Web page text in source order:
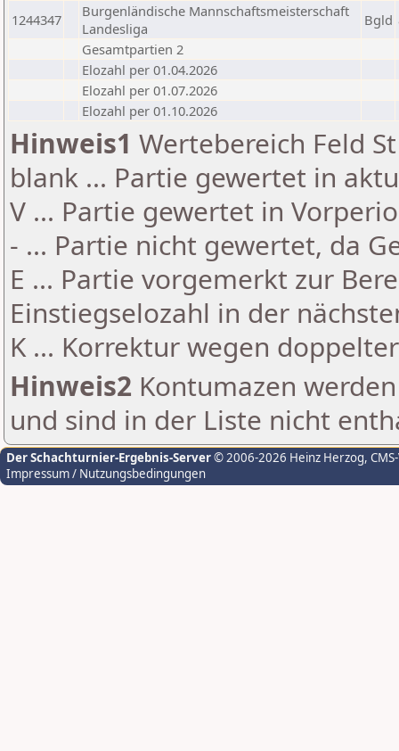
1244347
Burgenländische Mannschaftsmeisterschaft
Landesliga
Bgld
Gesamtpartien 2
Elozahl per 01.04.2026
Elozahl per 01.07.2026
Elozahl per 01.10.2026
Hinweis1 Wertebereich Feld
blank ... Partie gewertet in
V ... Partie gewertet in
- ... Partie nicht gewertet, da
E ... Partie vorgemerkt zur
Einstiegselozahl in der
K ... Korrektur wegen
Hinweis2 Kontumazen
und sind in der Liste nicht
Der Schachturnier-Ergebnis-Server© 2006-2026 Heinz Herzog,
Impressum / Nutzungsbedingungen